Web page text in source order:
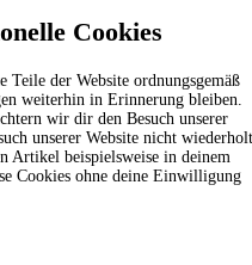
Cookies
Teile der Website ordnungsgemäß
weiterhin in Erinnerung bleiben.
wir dir den Besuch unserer
unserer Website nicht wiederholt
Artikel beispielsweise in deinem
Cookies ohne deine Einwilligung